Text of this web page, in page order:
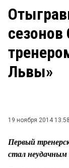
ЗАКОН
НОВОСТИ
Львы»
19 ноября 2014 13:58
Первый
стал неудачным